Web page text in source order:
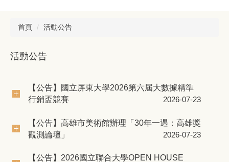
首頁 活動公告
活動公告
【公告】國立屏東大學2026第六屆大數據精準
行銷盃競賽
2026-07-23
【公告】高雄市美術館辦理「30年一遇：高雄獎
觀測論壇」
2026-07-23
【公告】2026國立聯合大學OPEN HOUSE